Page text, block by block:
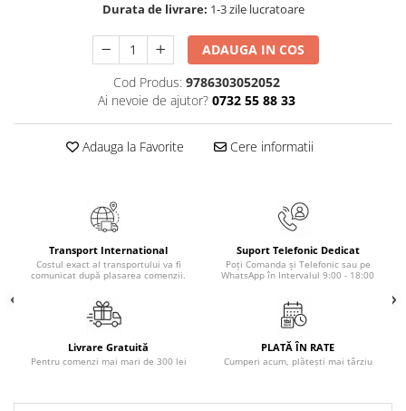
Carti pentru copii
Literatura Romana
Literatura Universala
Carte Prescolara, Joc
Carti cartonate
Descopera lumea
Descopera si invata
Povesti pe roti
Primele notiuni
Durata de livrare: 1-3 zile lucratoare
ADAUGA IN COS
Cod Produs: 9786303052052
Ai nevoie de ajutor? 0732 55 88 33
Adauga la Favorite Cere informatii
Transport International
Costul exact al transportului va fi
comunicat după plasarea comenzii.
Suport Telefonic Dedicat
Poți Comanda și Telefonic sau pe
WhatsApp în Intervalul 9:00 - 18:00
Livrare Gratuită
Pentru comenzi mai mari de 300 lei
PLATĂ ÎN RATE
Cumperi acum, plătești mai târziu